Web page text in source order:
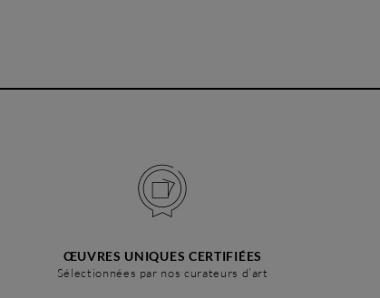
ŒUVRES UNIQUES CERTIFIÉES
Sélectionnées par nos curateurs d’art